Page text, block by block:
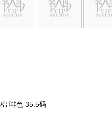
啡色 35.5码